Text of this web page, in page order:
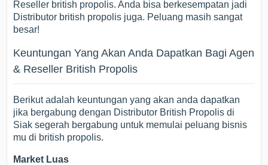
Reseller british propolis. Anda bisa berkesempatan jadi
Distributor british propolis juga. Peluang masih sangat
besar!
Keuntungan Yang Akan Anda Dapatkan Bagi Agen
& Reseller British Propolis
Berikut adalah keuntungan yang akan anda dapatkan
jika bergabung dengan Distributor British Propolis di
Siak segerah bergabung untuk memulai peluang bisnis
mu di british propolis.
Market Luas